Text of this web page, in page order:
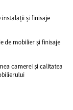
instalații și finisaje
de mobilier și finisaje
camerei și calitatea